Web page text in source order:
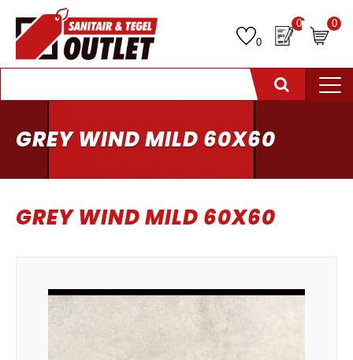
0
0 0
GREY WIND MILD 60X60
GREY WIND MILD 60X60